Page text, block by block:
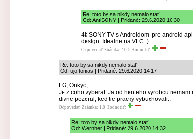
Re: toto by sa nikdy nemalo stať
Od: AntiSONY | Pridané: 29.6.2020 16:30
4k SONY TV s Androidom, pre android
design. Idealne na VLC :)
Odpovedať Známka: 10.0 Hodnotiť:
Re: toto by sa nikdy nemalo stať
Od: ujo tomas | Pridané: 29.6.2020 14:17
LG, Onkyo,..
Je z coho vyberat. Ja od henteho vyrobcu
divne pozeral, ked tie pracky vybuchovali..
Odpovedať Známka: 1.0 Hodnotiť:
Re: toto by sa nikdy nemalo stať
Od: Wernher | Pridané: 29.6.2020 14:32